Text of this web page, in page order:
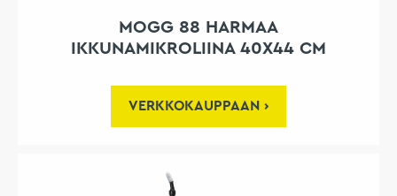
MOGG 88 HARMAA
IKKUNAMIKROLIINA 40X44 CM
VERKKOKAUPPAAN